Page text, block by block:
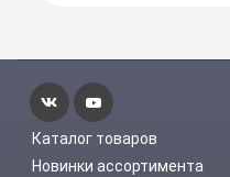
Каталог товаров
Новинки ассортимента